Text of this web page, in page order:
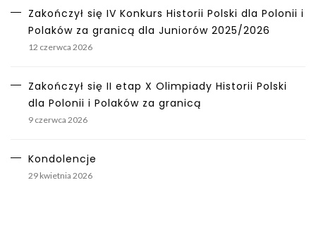
Zakończył się IV Konkurs Historii Polski dla Polonii i
Polaków za granicą dla Juniorów 2025/2026
12 czerwca 2026
Zakończył się II etap X Olimpiady Historii Polski
dla Polonii i Polaków za granicą
9 czerwca 2026
Kondolencje
29 kwietnia 2026